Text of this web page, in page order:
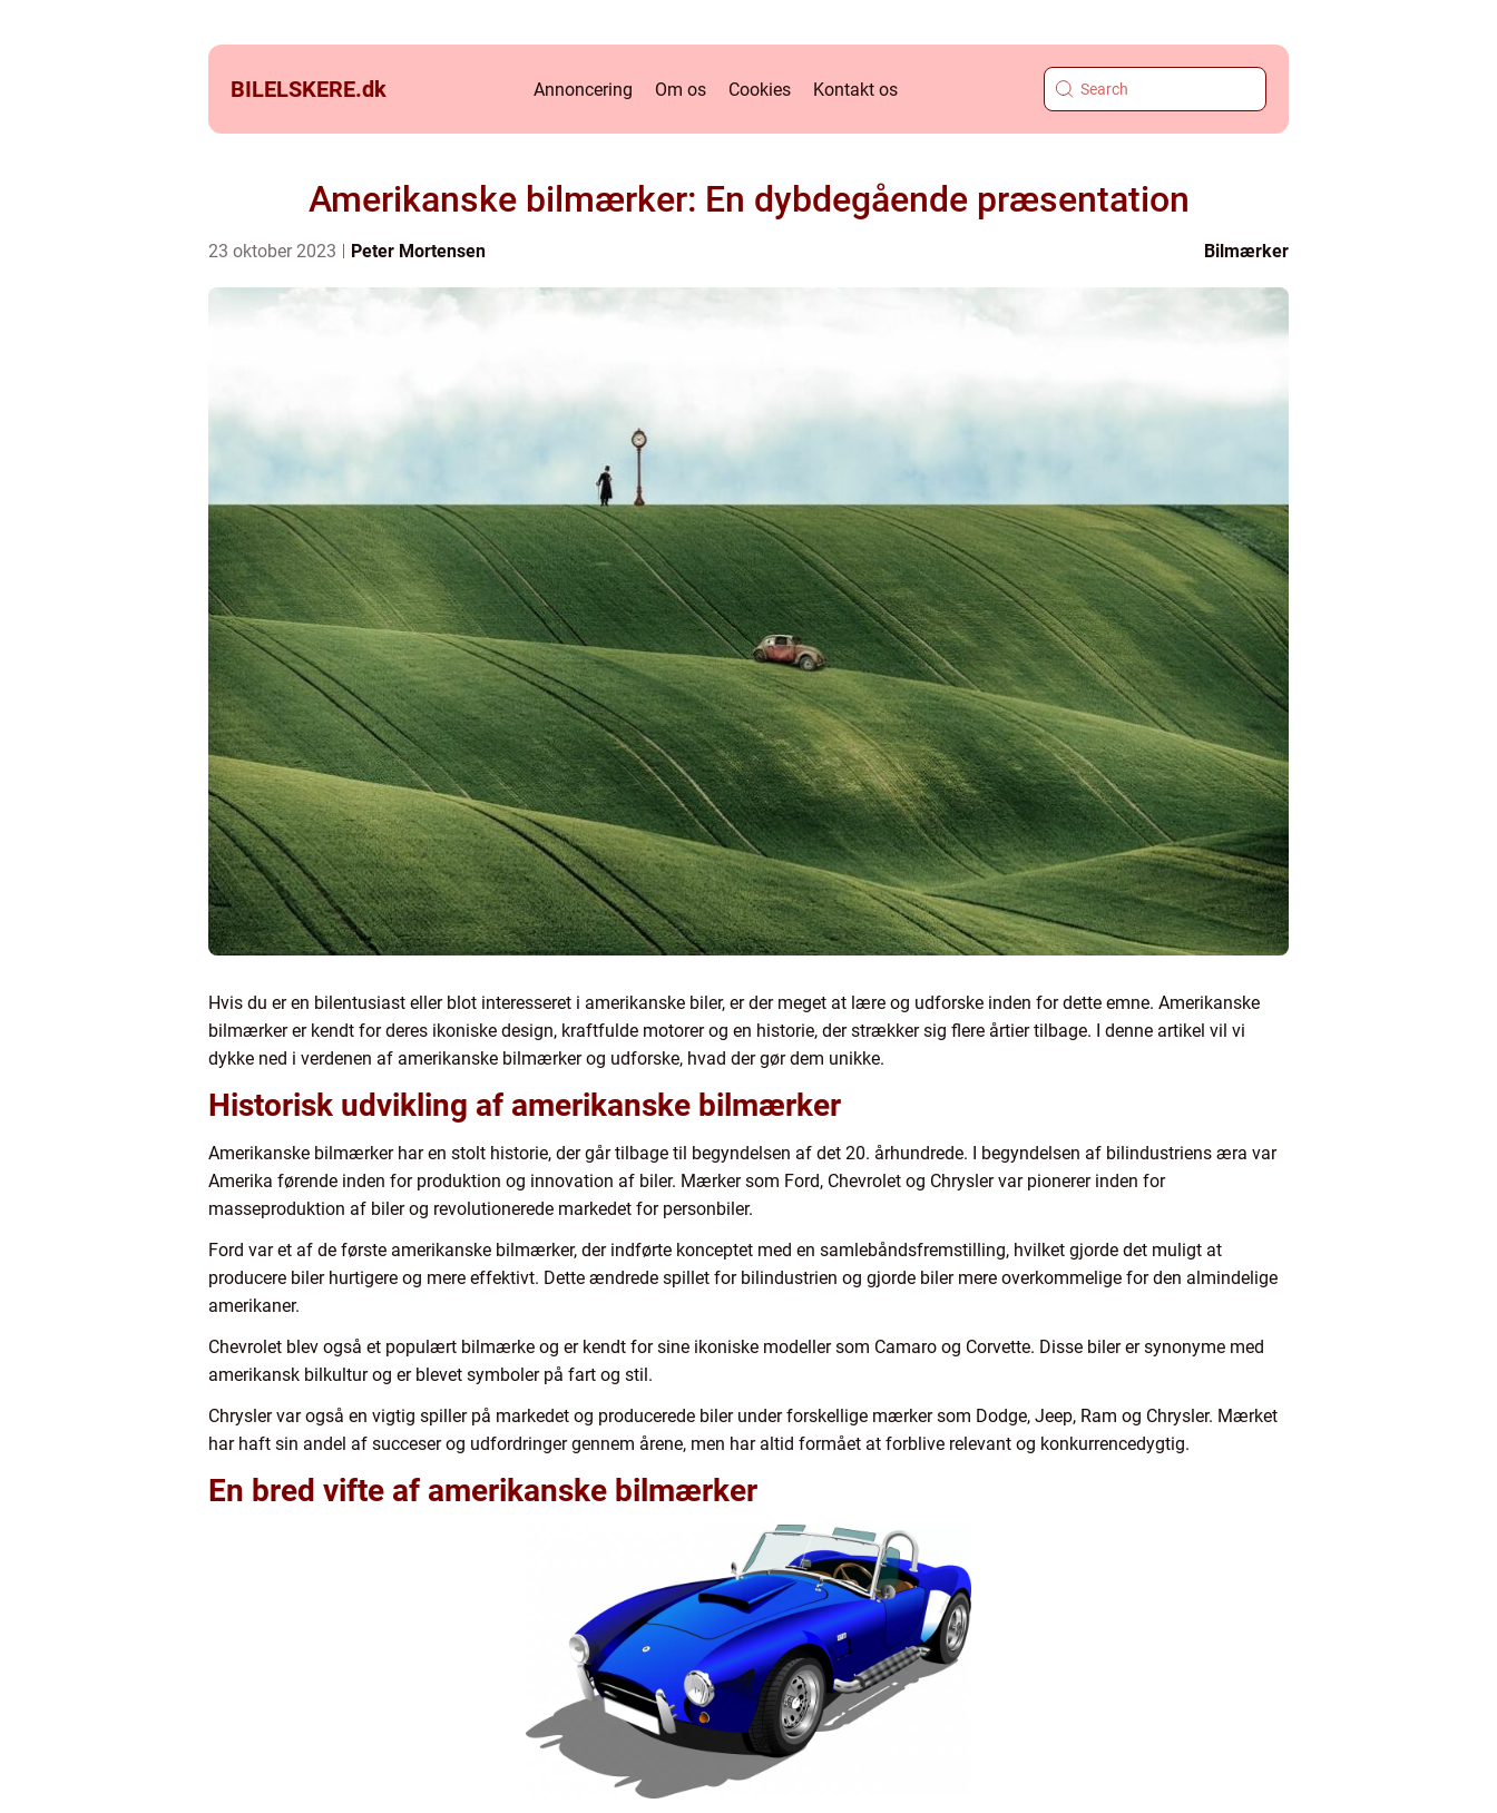
BILELSKERE.dk Annoncering Om os Cookies Kontakt os
Amerikanske bilmærker: En dybdegående præsentation
23 oktober 2023 Peter Mortensen Bilmærker
Hvis du er en bilentusiast eller blot interesseret i amerikanske biler, er der meget at lære og udforske inden for dette emne. Amerikanske
bilmærker er kendt for deres ikoniske design, kraftfulde motorer og en historie, der strækker sig flere årtier tilbage. I denne artikel vil vi
dykke ned i verdenen af amerikanske bilmærker og udforske, hvad der gør dem unikke.
Historisk udvikling af amerikanske bilmærker
Amerikanske bilmærker har en stolt historie, der går tilbage til begyndelsen af det 20. århundrede. I begyndelsen af bilindustriens æra var
Amerika førende inden for produktion og innovation af biler. Mærker som Ford, Chevrolet og Chrysler var pionerer inden for
masseproduktion af biler og revolutionerede markedet for personbiler.
Ford var et af de første amerikanske bilmærker, der indførte konceptet med en samlebåndsfremstilling, hvilket gjorde det muligt at
producere biler hurtigere og mere effektivt. Dette ændrede spillet for bilindustrien og gjorde biler mere overkommelige for den almindelige
amerikaner.
Chevrolet blev også et populært bilmærke og er kendt for sine ikoniske modeller som Camaro og Corvette. Disse biler er synonyme med
amerikansk bilkultur og er blevet symboler på fart og stil.
Chrysler var også en vigtig spiller på markedet og producerede biler under forskellige mærker som Dodge, Jeep, Ram og Chrysler. Mærket
har haft sin andel af succeser og udfordringer gennem årene, men har altid formået at forblive relevant og konkurrencedygtig.
En bred vifte af amerikanske bilmærker